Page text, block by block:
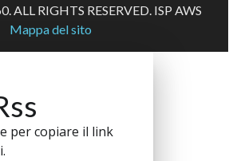
ALL RIGHTS RESERVED. ISP AWS
Mappa del sito
per copiare il link